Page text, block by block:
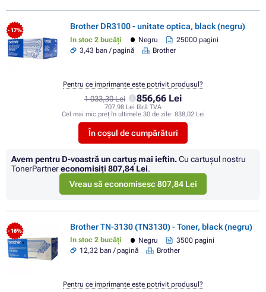
- 17% Brother DR3100 - unitate optica, black (negru)
In stoc 2 bucăți Negru
25000 pagini
3,43 ban / pagină
Brother
1 033,30 Lei 856,66 Lei
707,98 Lei fără TVA
Cel mai mic preț în ultimele 30 de zile: 838,02 Lei
În coșul de cumpărături
Pentru ce imprimante este potrivit produsul?
Avem pentru D-voastră un cartuș mai ieftin.Cu cartuşul nostru
TonerPartnereconomisiţi 807,84 Lei.
Vreau să economisesc 807,84 Lei
- 16% Brother TN-3130 (TN3130) - Toner, black (negru)
In stoc 2 bucăți Negru
3500 pagini
12,32 ban / pagină
Brother
Pentru ce imprimante este potrivit produsul?